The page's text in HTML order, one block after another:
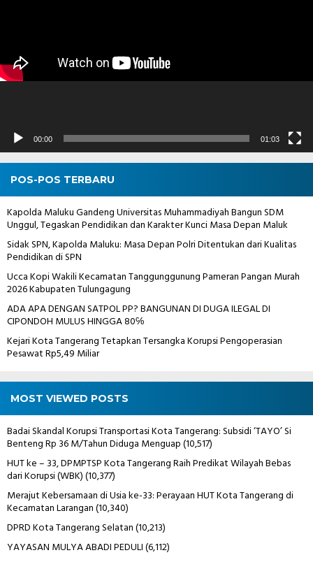
00:00 01:03
POS-POS TERBARU
Kapolda Maluku Gandeng Universitas Muhammadiyah Bangun SDM
Unggul, Tegaskan Pendidikan dan Karakter Kunci Masa Depan Maluk
Sidak SPN, Kapolda Maluku: Masa Depan Polri Ditentukan dari Kualitas
Pendidikan di SPN
Ucca Kopi Wakili Kecamatan Tanggunggunung Pameran Pangan Murah
2026 Kabupaten Tulungagung
ADA APA DENGAN SATPOL PP? BANGUNAN DI DUGA ILEGAL DI
CIPONDOH MULUS HINGGA 80℅
Kejari Kota Tangerang Tetapkan Tersangka Korupsi Pengoperasian
Pesawat Rp5,49 Miliar
MOST VIEWED POSTS
Badai Skandal Korupsi Transportasi Kota Tangerang: Subsidi ‘TAYO’ Si
Benteng Rp 36 M/Tahun Diduga Menguap(10,517)
HUT ke – 33, DPMPTSP Kota Tangerang Raih Predikat Wilayah Bebas
dari Korupsi (WBK)(10,377)
Merajut Kebersamaan di Usia ke-33: Perayaan HUT Kota Tangerang di
Kecamatan Larangan(10,340)
DPRD Kota Tangerang Selatan(10,213)
YAYASAN MULYA ABADI PEDULI(6,112)